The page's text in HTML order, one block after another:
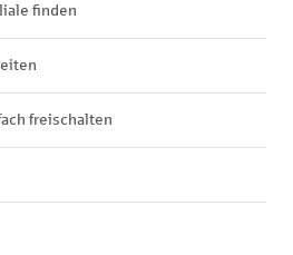
finden
freischalten